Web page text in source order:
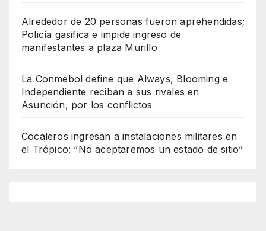
Alrededor de 20 personas fueron aprehendidas;
Policía gasifica e impide ingreso de
manifestantes a plaza Murillo
La Conmebol define que Always, Blooming e
Independiente reciban a sus rivales en
Asunción, por los conflictos
Cocaleros ingresan a instalaciones militares en
el Trópico: “No aceptaremos un estado de sitio”